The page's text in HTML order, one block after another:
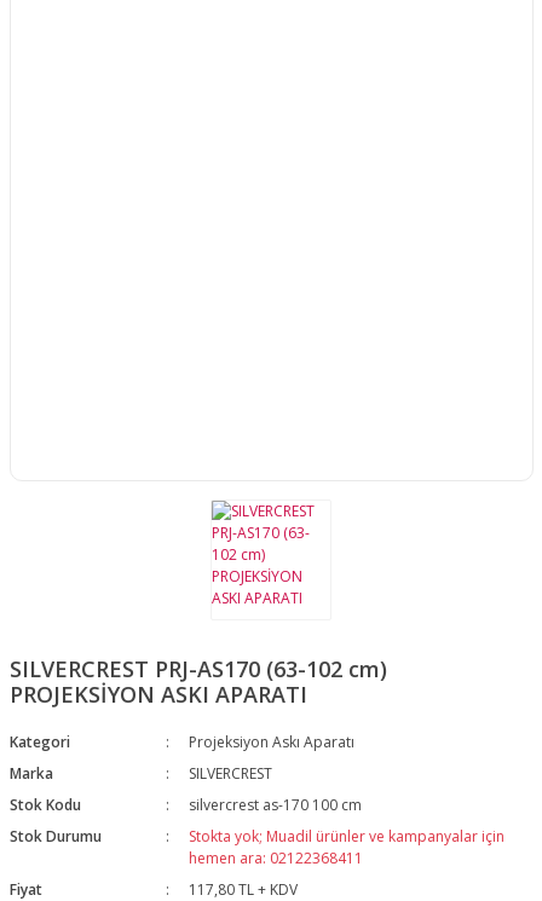
SILVERCREST PRJ-AS170 (63-102 cm)
PROJEKSİYON ASKI APARATI
Kategori
Projeksiyon Askı Aparatı
Marka
SILVERCREST
Stok Kodu
silvercrest as-170 100 cm
Stok Durumu
Stokta yok; Muadil ürünler ve kampanyalar için
hemen ara: 02122368411
Fiyat
117,80 TL + KDV